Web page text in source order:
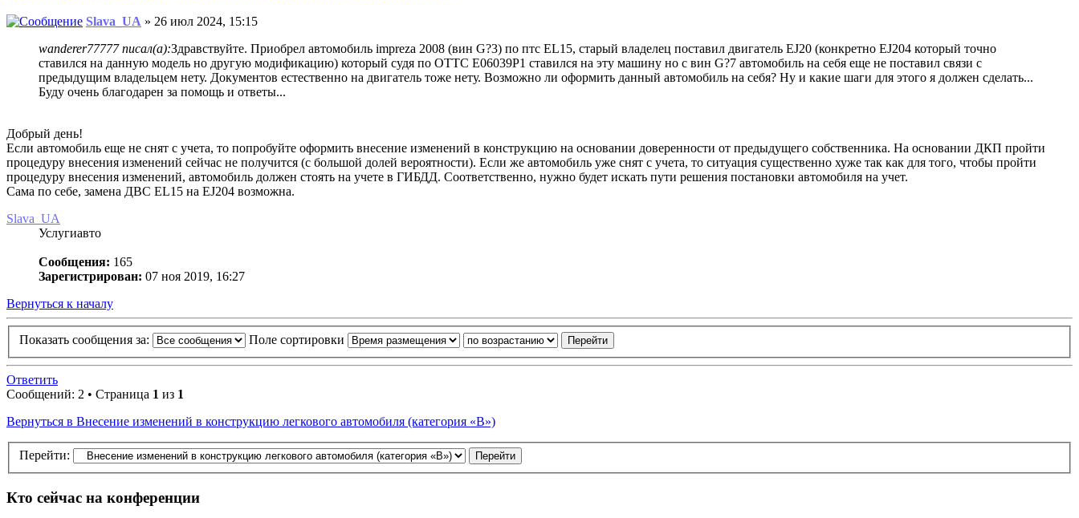
Slava_UA » 26 июл 2024, 15:15
wanderer77777 писал(а):Здравствуйте. Приобрел автомобиль impreza 2008 (вин G?3) по птс EL15, старый владелец поставил двигатель EJ20 (конкретно EJ204 который точно
ставился на данную модель но другую модификацию) который судя по ОТТС E06039Р1 ставился на эту машину но с вин G?7 автомобиль на себя еще не поставил связи с
предыдущим владельцем нету. Документов естественно на двигатель тоже нету. Возможно ли оформить данный автомобиль на себя? Ну и какие шаги для этого я должен сделать...
Буду очень благодарен за помощь и ответы...
Добрый день!
Если автомобиль еще не снят с учета, то попробуйте оформить внесение изменений в конструкцию на основании доверенности от предыдущего собственника. На основании ДКП пройти
процедуру внесения изменений сейчас не получится (с большой долей вероятности). Если же автомобиль уже снят с учета, то ситуация существенно хуже так как для того, чтобы пройти
процедуру внесения изменений, автомобиль должен стоять на учете в ГИБДД. Соответственно, нужно будет искать пути решения постановки автомобиля на учет.
Сама по себе, замена ДВС EL15 на EJ204 возможна.
Slava_UA
Услугиавто
Сообщения: 165
Зарегистрирован: 07 ноя 2019, 16:27
Вернуться к началу
Показать сообщения за: Поле сортировки
Ответить
Сообщений: 2 • Страница 1 из 1
Вернуться в Внесение изменений в конструкцию легкового автомобиля (категория «В»)
Перейти:
Кто сейчас на конференции